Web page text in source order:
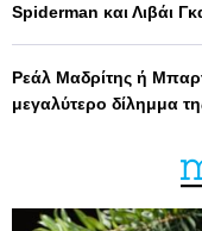
Spiderman και Λιβάι
Ρεάλ Μαδρίτης ή
μεγαλύτερο δίλημμα